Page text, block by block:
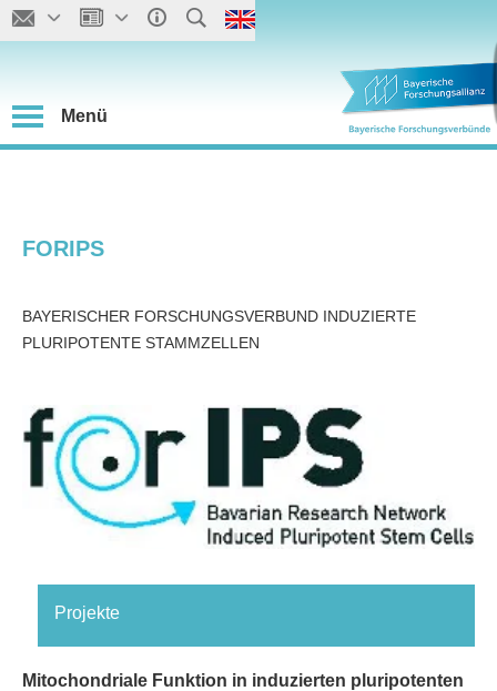
Menü
FORIPS
BAYERISCHER FORSCHUNGSVERBUND INDUZIERTE
PLURIPOTENTE STAMMZELLEN
Projekte
Mitochondriale Funktion in induzierten pluripotenten